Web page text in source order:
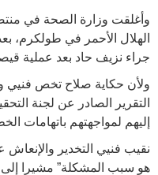
وأغلقت وزارة الصحة في
جراء نزيف حاد بعد عملية
ولأن حكاية صلاح تخص فنيي
التقرير الصادر عن لجنة
إليهم لمواجهتهم باتهامات
نقيب فنيي التخدير والإنعاش
هو سبب المشكلة” مشيرا